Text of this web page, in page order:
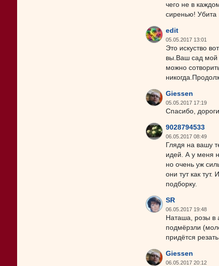
чего не в
сиренью! Убита
edit
05.05.2017 13:01
Это искуство
вы.Ваш сад мой
можно
Giessen
05.05.2017 17:19
Спасибо,
9028794533
06.05.2017 08:49
Глядя на вашу
идей. А у меня
но очень уж
они тут как
подборку.
SR
06.05.2017 19:48
Наташа, розы в
подмёрзли
придётся
Giessen
06.05.2017 20:12